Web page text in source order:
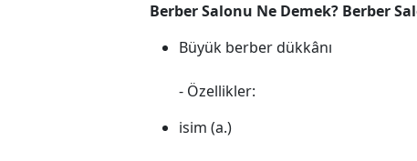
Berber Salonu Ne Demek? Berber
Büyük berber dükkânı
- Özellikler:
isim (a.)